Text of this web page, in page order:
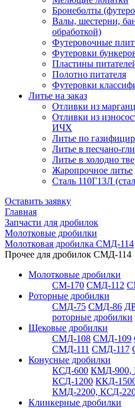
Бронеболты
Валы, шестерни,
обработкой)
Футеровочные
Футеровки
Пластины
Полотно питателя
Футеровки
Литье на заказ
Отливки из
Отливки из
ИЧХ
Литье по
Литье в песчано-
Литье в холодно
Жаропрочное литье
Сталь 110Г13Л
Оставить заявку
Главная
Запчасти для дробилок
Молотковые дробилки
Молотковая дробилка СМД-114
Прочее для дробилок СМД-114
Молотковые дробилки
СМ-170 СМД-112
Роторные дробилки
СМД-75 СМД-86
роторные дробилки
Щековые дробилки
СМД-108 СМД-109
СМД-111 СМД-117
Конусные дробилки
КСД-600 КМД-900,
КСД-1200 ККД-
КМД-2200, КСД-
Клинкерные дробилки